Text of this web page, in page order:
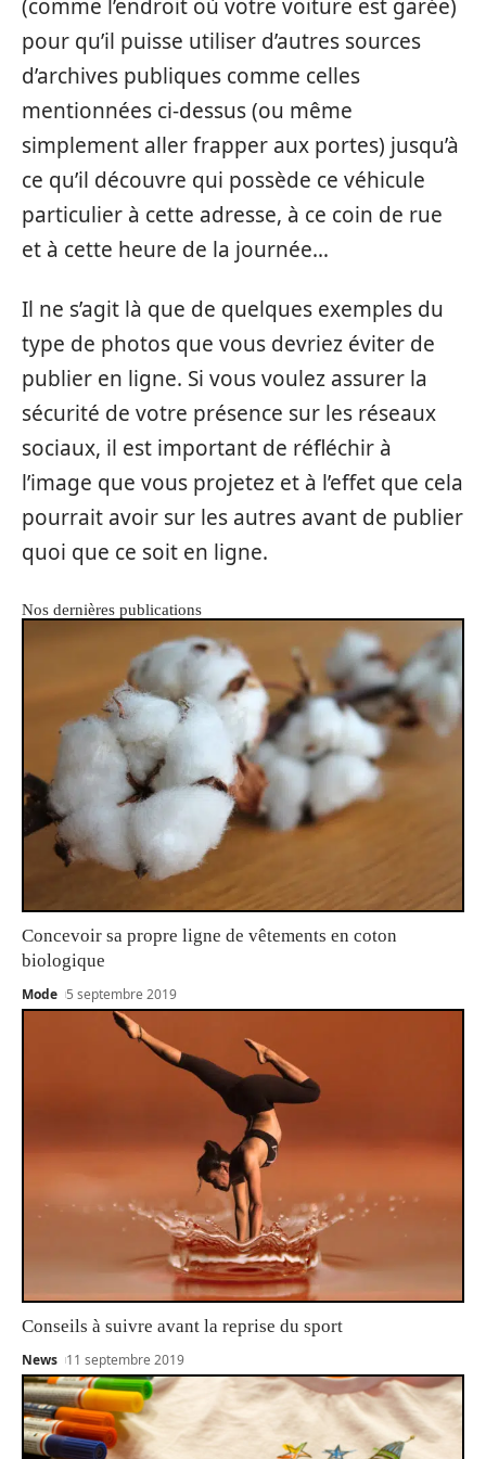
(comme l’endroit où votre voiture est garée)
pour qu’il puisse utiliser d’autres sources
d’archives publiques comme celles
mentionnées ci-dessus (ou même
simplement aller frapper aux portes) jusqu’à
ce qu’il découvre qui possède ce véhicule
particulier à cette adresse, à ce coin de rue
et à cette heure de la journée…
Il ne s’agit là que de quelques exemples du
type de photos que vous devriez éviter de
publier en ligne. Si vous voulez assurer la
sécurité de votre présence sur les réseaux
sociaux, il est important de réfléchir à
l’image que vous projetez et à l’effet que cela
pourrait avoir sur les autres avant de publier
quoi que ce soit en ligne.
Nos dernières publications
Concevoir sa propre ligne de vêtements en coton
biologique
Mode 5 septembre 2019
Conseils à suivre avant la reprise du sport
News 11 septembre 2019